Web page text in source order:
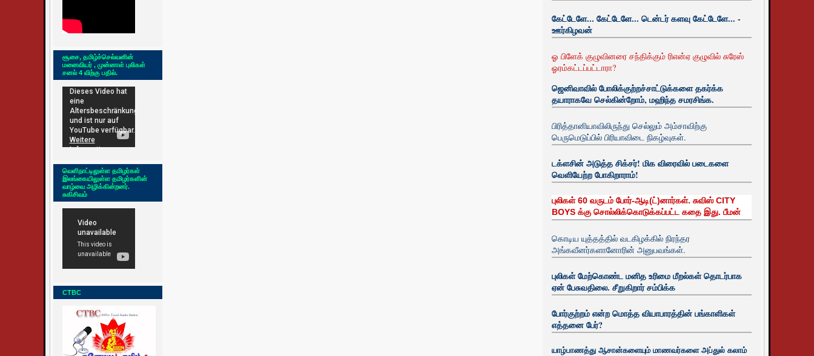
சூசை, தமிழ்ச்செல்வனின்
மனைவியர் , முன்னாள் புலிகள்
சனல் 4 விற்கு பதில்.
வெளிநாட்டிலுள்ள தமிழர்கள்
இலங்கையிலுள்ள தமிழர்களின்
வாழ்வை அழிக்கின்றனர்.
சுகிசிவம்
CTBC
கேட்டேளே... கேட்டேளே... டென்டர் களவு கேட்டேளே... -
ஊர்கிழவன்
ஓ பிளேக் குழுவினரை சந்திக்கும் ரிஎன்ஏ குழுவில் சுரேஸ்
ஓரம்கட்டப்பட்டாரா?
ஜெனிவாவில் போலிக்குற்றச்சாட்டுக்களை தகர்க்க
தயாராகவே செல்கின்றோம், மஹிந்த சமரசிங்க.
பிரித்தானியாவிலிருந்து செல்லும் அம்சாவிற்கு
பெருமெடுப்பில் பிரியாவிடை நிகழ்வுகள்.
டக்ளசின் அடுத்த சிக்சர்! மிக விரைவில் படைகளை
வெளியேற்ற போகிறாராம்!
புலிகள் 60 வருடம் போர்-ஆடி(ட்)னார்கள். சுவிஸ் CITY
BOYS க்கு சொல்லிக்கொடுக்கப்பட்ட கதை இது. பீமன்
கொடிய யுத்தத்தில் வடகிழக்கில் நிரந்தர
அங்கவீனர்களானோரின் அனுபவங்கள்.
புலிகள் மேற்கொண்ட மனித உரிமை மீறல்கள் தொடர்பாக
ஏன் பேசுவதிலை. சீறுகிறார் சம்பிக்க
போர்குற்றம் என்ற மொத்த வியாபாரத்தின் பங்காளிகள்
எத்தனை பேர்?
யாழ்பாணத்து ஆசான்களையும் மாணவர்களை அப்துல் கலாம்